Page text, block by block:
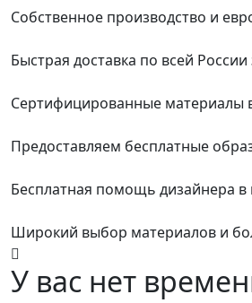
Собственное производство и
Быстрая доставка по всей России
Сертифицированные материалы
Предоставляем бесплатные
Бесплатная помощь дизайнера
Широкий выбор материалов и
У вас нет